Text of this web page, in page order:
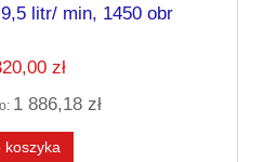
litr/ min, 1450 obr
zł
1 886,18 zł
koszyka